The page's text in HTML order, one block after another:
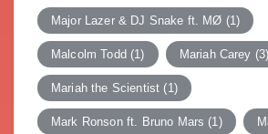
Major Lazer & DJ Snake ft. MØ (1)
Malcolm Todd (1) Mariah Carey (3)
Mariah the Scientist (1)
Mark Ronson ft. Bruno Mars (1)